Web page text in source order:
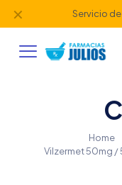
Servicio
✕
Home
Vilzermet 50mg